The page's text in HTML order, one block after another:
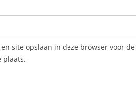
site opslaan in deze browser voor
plaats.